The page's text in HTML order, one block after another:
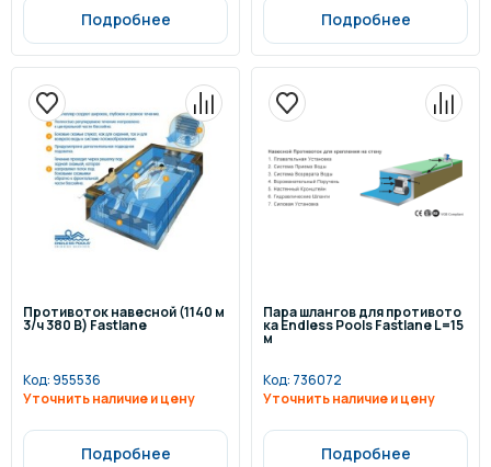
Подробнее Подробнее
Противоток навесной (1140 м
3/ч 380 В) Fastlane
Код:955536
Уточнить наличие и цену
Подробнее
Пара шлангов для противото
ка Endless Pools Fastlane L=15
м
Код: 736072
Уточнить наличие и цену
Подробнее